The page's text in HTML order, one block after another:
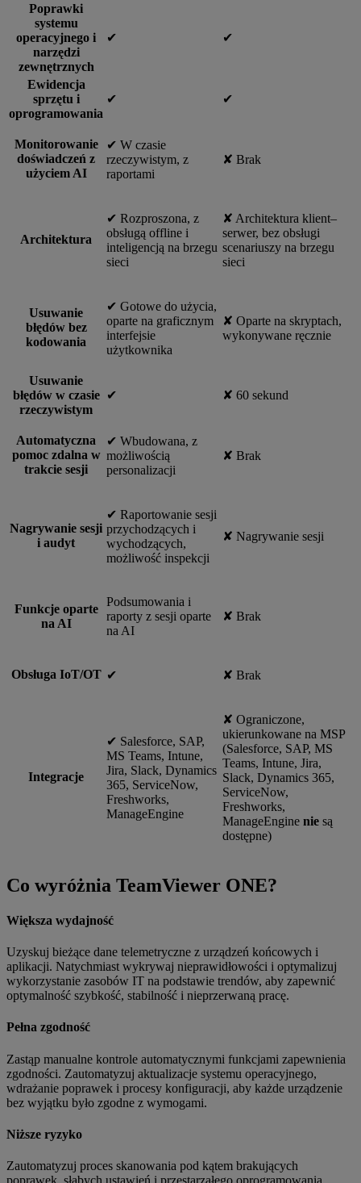
Poprawki
systemu
operacyjnego i
narzędzi
zewnętrznych
✔︎ ✔︎
Ewidencja
sprzętu i
oprogramowania
✔︎ ✔︎
Monitorowanie
doświadczeń z
użyciem AI
✔︎ W czasie
rzeczywistym, z
raportami
✘ Brak
Architektura
✔︎ Rozproszona, z
obsługą offline i
inteligencją na brzegu
sieci
✘ Architektura klient–
serwer, bez obsługi
scenariuszy na brzegu
sieci
Usuwanie
błędów bez
kodowania
✔︎ Gotowe do użycia,
oparte na graficznym
interfejsie
użytkownika
✘ Oparte na skryptach,
wykonywane ręcznie
Usuwanie
błędów w czasie
rzeczywistym
✔︎ ✘ 60 sekund
Automatyczna
pomoc zdalna w
trakcie sesji
✔︎ Wbudowana, z
możliwością
personalizacji
✘ Brak
Nagrywanie sesji
i audyt
✔︎ Raportowanie sesji
przychodzących i
wychodzących,
możliwość inspekcji
✘ Nagrywanie sesji
Funkcje oparte
na AI
Podsumowania i
raporty z sesji oparte
na AI
✘ Brak
Obsługa IoT/OT ✔︎ ✘ Brak
Integracje
✔︎ Salesforce, SAP,
MS Teams, Intune,
Jira, Slack, Dynamics
365, ServiceNow,
Freshworks,
ManageEngine
✘ Ograniczone,
ukierunkowane na MSP
(Salesforce, SAP, MS
Teams, Intune, Jira,
Slack, Dynamics 365,
ServiceNow,
Freshworks,
ManageEngine nie są
dostępne)
Co wyróżnia TeamViewer ONE?
Większa wydajność
Uzyskuj bieżące dane telemetryczne z urządzeń końcowych i
aplikacji. Natychmiast wykrywaj nieprawidłowości i optymalizuj
wykorzystanie zasobów IT na podstawie trendów, aby zapewnić
optymalność szybkość, stabilność i nieprzerwaną pracę.
Pełna zgodność
Zastąp manualne kontrole automatycznymi funkcjami zapewnienia
zgodności. Zautomatyzuj aktualizacje systemu operacyjnego,
wdrażanie poprawek i procesy konfiguracji, aby każde urządzenie
bez wyjątku było zgodne z wymogami.
Niższe ryzyko
Zautomatyzuj proces skanowania pod kątem brakujących